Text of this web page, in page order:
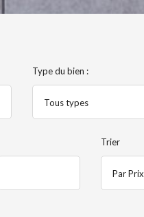
Type du bien :
Tous types
Trier
Par Prix